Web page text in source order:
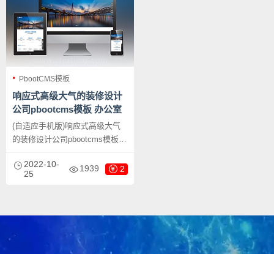
PbootCMS模板
响应式高级大气的装修设计
公司pbootcms模板 办公室
装修装饰公司网站源码下载
(自适应手机版)响应式高级大气
的装修设计公司pbootcms模板
载，PbootCMS内核开发的网站
模板，该模板适用于装修设计公
把文字图片换成其他行业的即
可；
2022-10-
25
1939 2